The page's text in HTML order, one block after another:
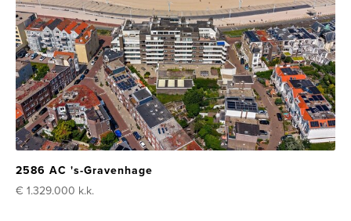
2586 AC 's-Gravenhage
€ 1.329.000 k.k.